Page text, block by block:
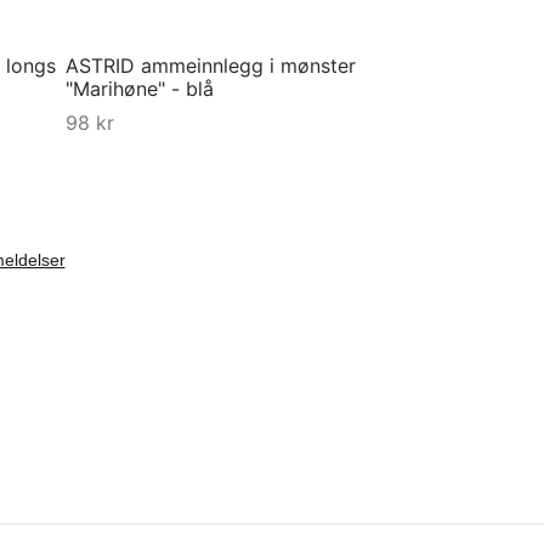
longs ASTRID ammeinnlegg i mønster
"Marihøne" - blå
98 kr